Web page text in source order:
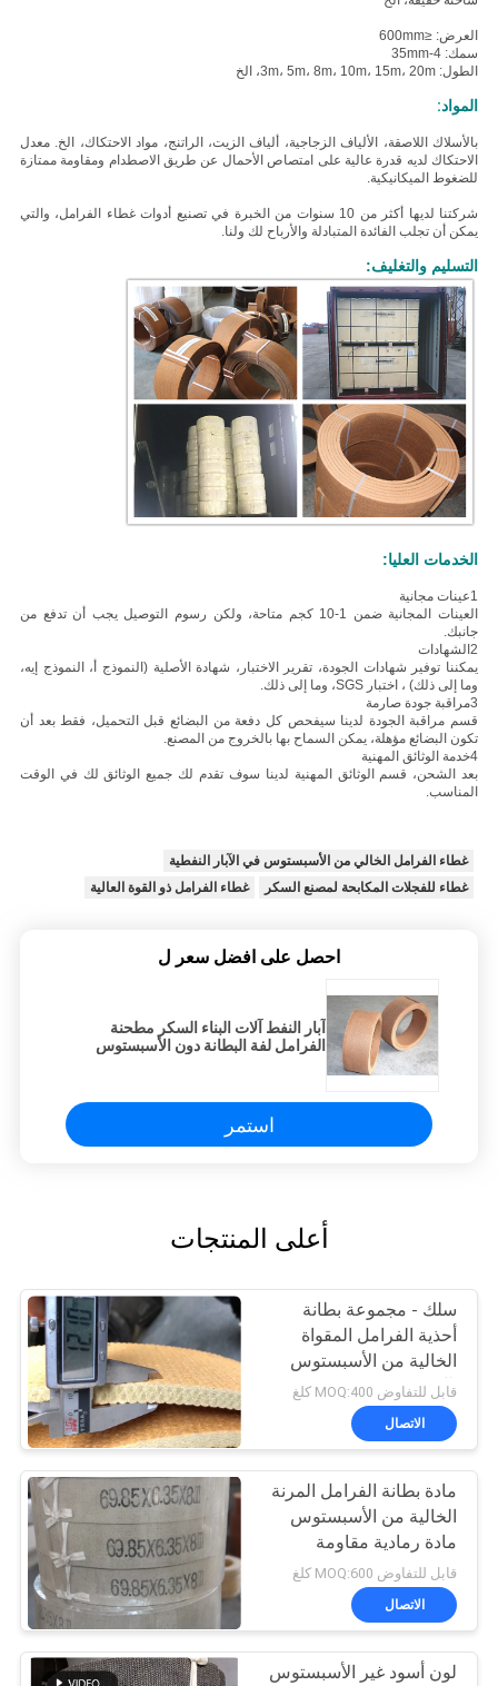
العرض: ≤600mm
سمك: 4-35mm
الطول: 3m، 5m، 8m، 10m، 15m، 20m، الخ
المواد:
بالأسلاك اللاصقة، الألياف الزجاجية، ألياف الزيت، الراتنج، مواد الاحتكاك، الخ. معدل
الاحتكاك لديه قدرة عالية على امتصاص الأحمال عن طريق الاصطدام ومقاومة ممتازة
للضغوط الميكانيكية.
شركتنا لديها أكثر من 10 سنوات من الخبرة في تصنيع أدوات غطاء الفرامل، والتي
يمكن أن تجلب الفائدة المتبادلة والأرباح لك ولنا.
التسليم والتغليف:
الخدمات العليا:
1عينات مجانية
العينات المجانية ضمن 1-10 كجم متاحة، ولكن رسوم التوصيل يجب أن تدفع من
جانبك.
2الشهادات
يمكننا توفير شهادات الجودة، تقرير الاختبار، شهادة الأصلية (النموذج أ، النموذج إيه،
وما إلى ذلك) ، اختبار SGS، وما إلى ذلك.
3مراقبة جودة صارمة
قسم مراقبة الجودة لدينا سيفحص كل دفعة من البضائع قبل التحميل، فقط بعد أن
تكون البضائع مؤهلة، يمكن السماح بها بالخروج من المصنع.
4خدمة الوثائق المهنية
بعد الشحن، قسم الوثائق المهنية لدينا سوف تقدم لك جميع الوثائق لك في الوقت
المناسب.
غطاء الفرامل الخالي من الأسبستوس في الآبار النفطية
غطاء للفجلات المكابحة لمصنع السكر
غطاء الفرامل ذو القوة العالية
احصل على افضل سعر ل
آبار النفط آلات البناء السكر مطحنة
الفرامل لفة البطانة دون الأسبستوس
استمر
أعلى المنتجات
سلك - مجموعة بطانة
أحذية الفرامل المقواة
الخالية من الأسبستوس
لآبار زيت الونش
قابل للتفاوض MOQ:400 كلغ
الاتصال
مادة بطانة الفرامل المرنة
الخالية من الأسبستوس
مادة رمادية مقاومة
للحرارة
قابل للتفاوض MOQ:600 كلغ
الاتصال
لون أسود غير الأسبستوس